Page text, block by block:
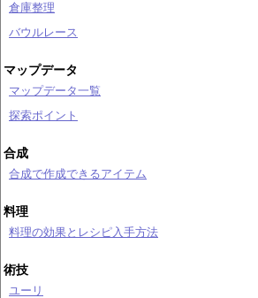
倉庫整理
バウルレース
マップデータ
マップデータ一覧
探索ポイント
合成
合成で作成できるアイテム
料理
料理の効果とレシピ入手方法
術技
ユーリ